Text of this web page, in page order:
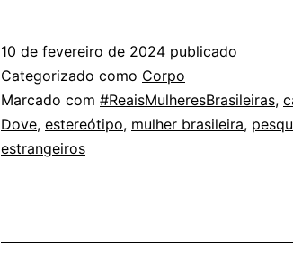
10 de fevereiro de 2024 publicado
Categorizado como Corpo
Marcado com #ReaisMulheresBrasileiras,
Dove, estereótipo, mulher brasileira,
estrangeiros